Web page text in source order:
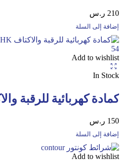
210 ر.س
إضافة إلى السلة
Add to wishlist
In Stock
150 ر.س
إضافة إلى السلة
Add to wishlist